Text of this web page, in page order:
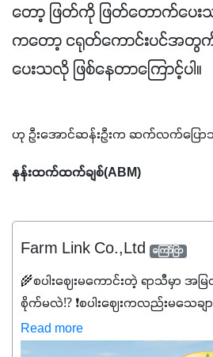
တော့ ဖြတ်ကို ဖြတ်တောက်ပေ
ကတော့ ငရုတ်ကောင်းပင်အတွက်
ပေးသလို ဖြစ်နေတာကြောင့်ပါ။
ဟု ဦးအောင်ဆန်းဦးက ဆက်လက်ပြော
နန်းထက်ထက်ချစ်(ABM)
Farm Link Co.,Ltd ကြော်ငြာ
🌾စပါးဈေးမကောင်းတဲ့ ရာသီမှာ
စိုက်မလဲ⁉️ ❗စပါးဈေးကလည်းမသေခ
ကလည်း တက်နေတဲ့ဒီလိုအချိန်မှာ သွင်းအာ
အထွက်နှုန်းကို ထိန်းထားနိုင်မှ ဦးကြီးတို့
Read more